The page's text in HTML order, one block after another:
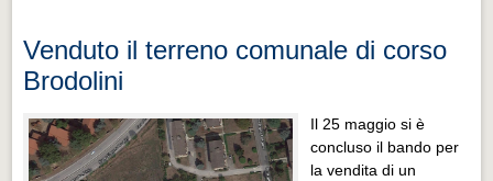
Venduto il terreno comunale di corso
Brodolini
Il 25 maggio si è
concluso il bando per
la vendita di un